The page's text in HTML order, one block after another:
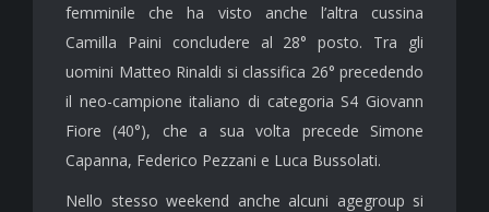
femminile che ha visto anche l’altra cussina
Camilla Paini concludere al 28° posto. Tra gli
uomini Matteo Rinaldi si classifica 26° precedendo
il neo-campione italiano di categoria S4 Giovann
Fiore (40°), che a sua volta precede Simone
Capanna, Federico Pezzani e Luca Bussolati.
Nello stesso weekend anche alcuni agegroup si